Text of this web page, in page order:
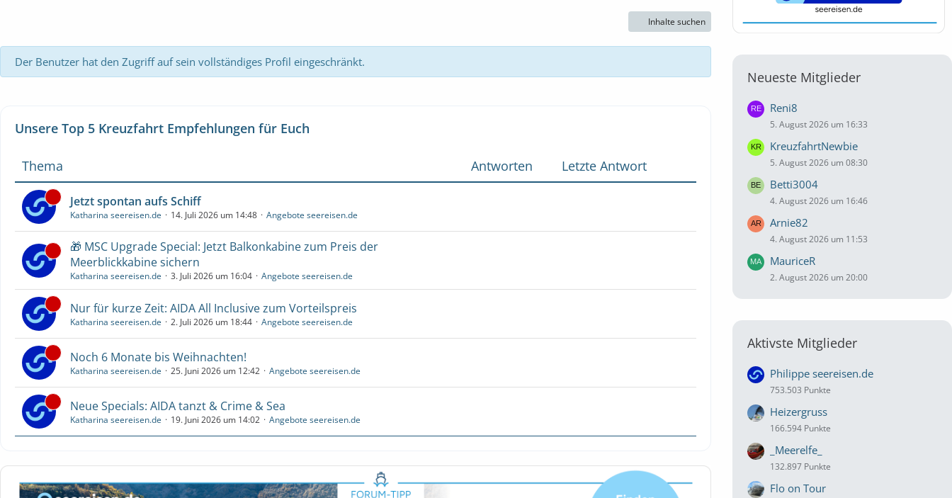
Inhalte suchen
Der Benutzer hat den Zugriff auf sein vollständiges Profil eingeschränkt.
Unsere Top 5 Kreuzfahrt Empfehlungen für Euch
Thema Antworten Letzte Antwort
Jetzt spontan aufs Schiff
Katharina seereisen.de 14. Juli 2026 um 14:48 Angebote seereisen.de
🎁 MSC Upgrade Special: Jetzt Balkonkabine zum Preis der
Meerblickkabine sichern
Katharina seereisen.de 3. Juli 2026 um 16:04 Angebote seereisen.de
Nur für kurze Zeit: AIDA All Inclusive zum Vorteilspreis
Katharina seereisen.de 2. Juli 2026 um 18:44 Angebote seereisen.de
Noch 6 Monate bis Weihnachten!
Katharina seereisen.de 25. Juni 2026 um 12:42 Angebote seereisen.de
Neue Specials: AIDA tanzt & Crime & Sea
Katharina seereisen.de 19. Juni 2026 um 14:02 Angebote seereisen.de
Neueste Mitglieder
Reni8
5. August 2026 um 16:33
KreuzfahrtNewbie
5. August 2026 um 08:30
Betti3004
4. August 2026 um 16:46
Arnie82
4. August 2026 um 11:53
MauriceR
2. August 2026 um 20:00
Aktivste Mitglieder
Philippe seereisen.de
753.503 Punkte
Heizergruss
166.594 Punkte
_Meerelfe_
132.897 Punkte
Flo on Tour